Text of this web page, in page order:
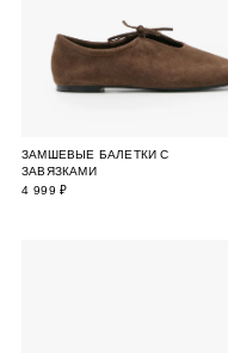
ЗАМШЕВЫЕ БАЛЕТКИ С
ЗАВЯЗКАМИ
4 999 ₽